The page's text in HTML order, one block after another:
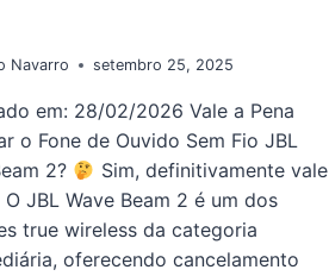
Navarro setembro 25, 2025
em: 28/02/2026 Vale a Pena
o Fone de Ouvido Sem Fio JBL
2?
Sim, definitivamente vale
O JBL Wave Beam 2 é um dos
true wireless da categoria
oferecendo cancelamento